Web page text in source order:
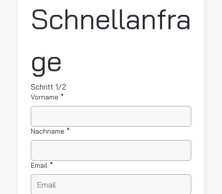
Schnellanfra
Schritt 1/2
Vorname *
Nachname *
Email *